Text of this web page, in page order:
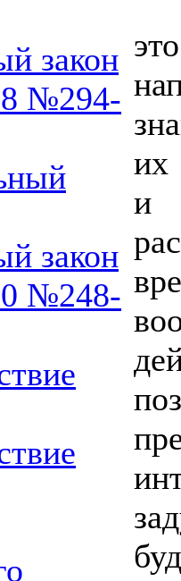
закон
№294-
закон
№248-
их
и